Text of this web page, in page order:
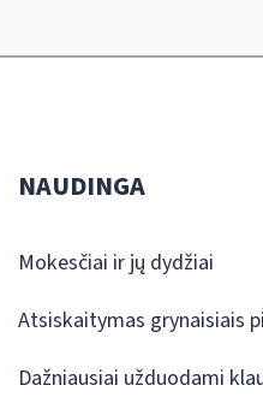
NAUDINGA
Mokesčiai ir jų dydžiai
Atsiskaitymas grynaisiais
Dažniausiai užduodami